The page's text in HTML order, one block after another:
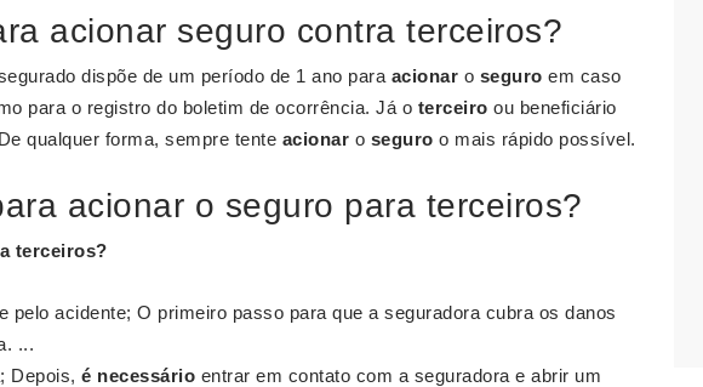
acionar seguro contra terceiros?
dispõe de um período de 1 ano para acionar o seguro em caso
para o registro do boletim de ocorrência. Já o terceiro ou beneficiário
qualquer forma, sempre tente acionar o seguro o mais rápido possível.
acionar o seguro para terceiros?
terceiros?
pelo acidente; O primeiro passo para que a seguradora cubra os danos
...
Depois, é necessário entrar em contato com a seguradora e abrir um